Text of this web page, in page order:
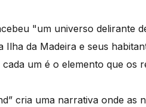
"um universo delirante
Ilha da Madeira e seus
um é o elemento que os
cria uma narrativa onde as